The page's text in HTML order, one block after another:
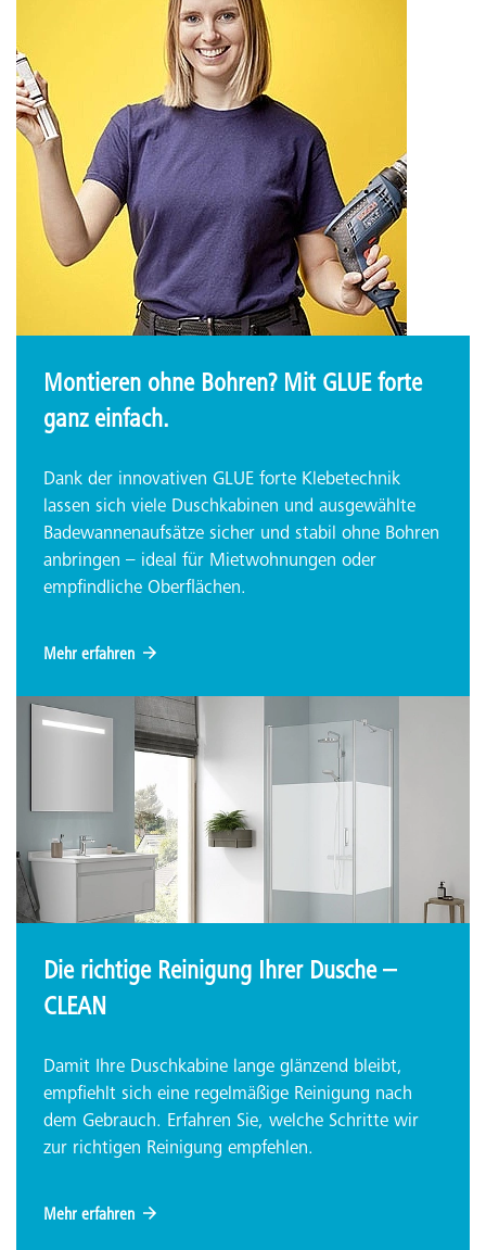
Montieren ohne Bohren? Mit GLUE forte
ganz einfach.
Dank der innovativen GLUE forte Klebetechnik
lassen sich viele Duschkabinen und ausgewählte
Badewannenaufsätze sicher und stabil ohne Bohren
anbringen – ideal für Mietwohnungen oder
empfindliche Oberflächen.
Mehr erfahren
Die richtige Reinigung Ihrer Dusche –
CLEAN
Damit Ihre Duschkabine lange glänzend bleibt,
empfiehlt sich eine regelmäßige Reinigung nach
dem Gebrauch. Erfahren Sie, welche Schritte wir
zur richtigen Reinigung empfehlen.
Mehr erfahren